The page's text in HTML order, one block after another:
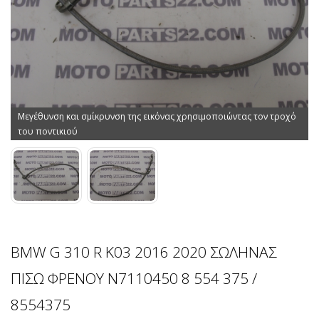
Μεγέθυνση και σμίκρυνση της εικόνας χρησιμοποιώντας τον τροχό
του ποντικιού
BMW G 310 R K03 2016 2020 ΣΩΛΗΝΑΣ
ΠΙΣΩ ΦΡΕΝΟΥ N7110450 8 554 375 /
8554375